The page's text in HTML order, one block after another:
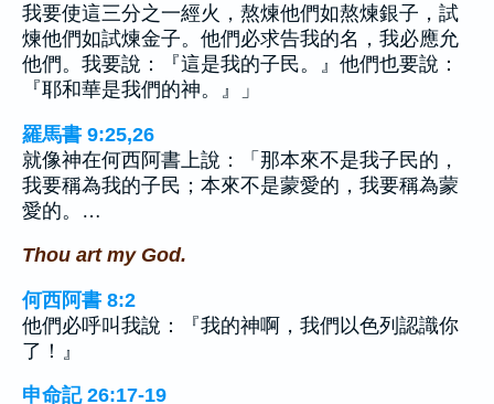
我要使這三分之一經火，熬煉他們如熬煉銀子，試
煉他們如試煉金子。他們必求告我的名，我必應允
他們。我要說：『這是我的子民。』他們也要說：
『耶和華是我們的神。』」
羅馬書 9:25,26
就像神在何西阿書上說：「那本來不是我子民的，
我要稱為我的子民；本來不是蒙愛的，我要稱為蒙
愛的。…
Thou art my God.
何西阿書 8:2
他們必呼叫我說：『我的神啊，我們以色列認識你
了！』
申命記 26:17-19